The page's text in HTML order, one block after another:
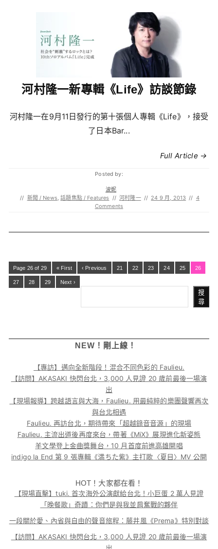
河村隆一新專輯《Life》訪談節錄
河村隆一在9月11日發行的第十張個人專輯《Life》，接受
了日本Bar...
Full Article →
Posted by:
波妮
// 新聞 / News,話題焦點 / Features // 河村隆一 // 24 9 月, 2013 // 4
Comments
Page 26 of 29 « First ‹ Previous 21 22 23 24 25 26
27 28 29 Next ›
搜
尋
NEW！剛上線！
【專訪】邁向全新階段！混合不同色彩的 Faulieu.
【訪問】AKASAKI 快閃台北，3,000 人見證 20 歲前最後一場演
出
【現場報導】跨越語言與大海，Faulieu. 用最純粹的樂團聲響再次
與台北相遇
Faulieu. 再訪台北，期待帶來「超越錄音音源」的現場
Faulieu. 主流出道後再度來台，帶著《MiX》展現進化新姿態
羊文學登上金曲獎舞台，10 月首度前進高雄開唱
indigo la End 第 9 張專輯《満ちた紫》主打歌〈夏目〉MV 公開
HOT！大家都在看！
【現場直擊】tuki. 首次海外公演獻給台北！小巨蛋 2 萬人見證
「晚餐歌」奇蹟：你們是與我並肩奮戰的夥伴
一段關於愛、內省與自由的聲音旅程：藤井風《Prema》特別對談
【訪問】AKASAKI 快閃台北，3,000 人見證 20 歲前最後一場演